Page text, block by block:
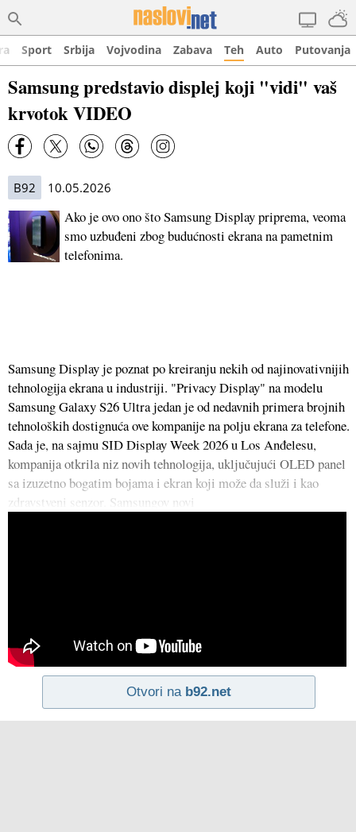
Sport Srbija Vojvodina Zabava Teh Auto Putovanja
Samsung predstavio displej koji "vidi" vaš
krvotok VIDEO
B92 10.05.2026
Ako je ovo ono što Samsung Display priprema, veoma
smo uzbuđeni zbog budućnosti ekrana na pametnim
telefonima.
Samsung Display je poznat po kreiranju nekih od najinovativnijih
tehnologija ekrana u industriji. "Privacy Display" na modelu
Samsung Galaxy S26 Ultra jedan je od nedavnih primera brojnih
tehnoloških dostignuća ove kompanije na polju ekrana za telefone.
Sada je, na sajmu SID Display Week 2026 u Los Anđelesu,
kompanija otkrila niz novih tehnologija, uključujući OLED panel
sa izuzetno bogatim bojama i ekran koji može da služi i kao
zdravstveni senzor. Samsungov novi
Otvori na b92.net